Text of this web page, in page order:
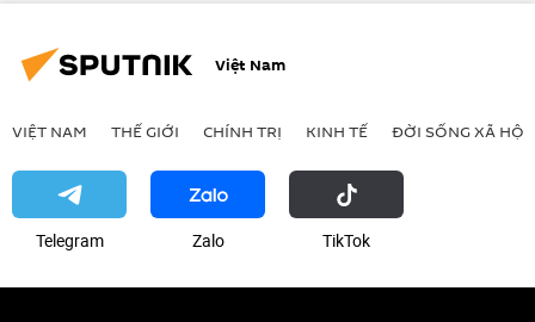
Việt Nam
VIỆT NAM THẾ GIỚI CHÍNH TRỊ KINH TẾ ĐỜI SỐNG XÃ HỘI
Telegram Zalo ТikТоk